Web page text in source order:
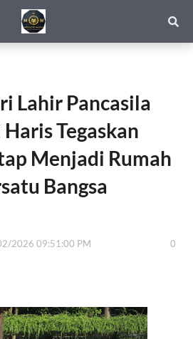
Lahir Pancasila
Tegaskan
Menjadi Rumah
Bangsa
2026 09:51:00 PM 0